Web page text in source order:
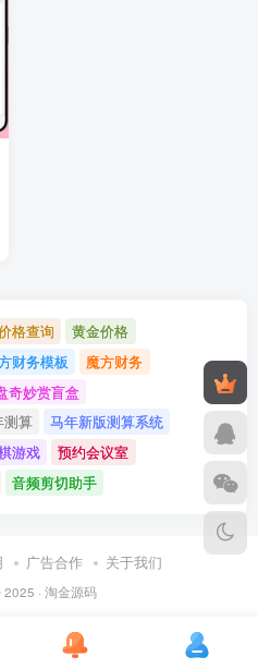
格查询
黄金价格
财务模板
魔方财务
奇妙赏盲盒
测算
马年新版测算系统
游戏
预约会议室
音频剪切助手
广告合作 关于我们
· 淘金源码